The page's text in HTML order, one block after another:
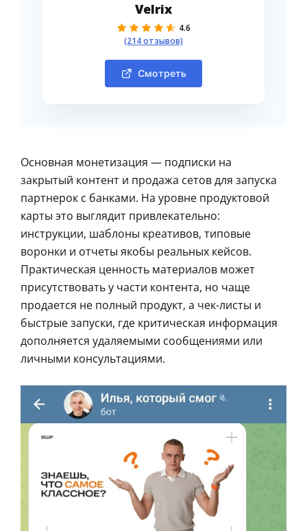
Velrix
4.6
(214 отзывов)
Смотреть
Основная монетизация — подписки на
закрытый контент и продажа сетов для запуска
партнерок с банками. На уровне продуктовой
карты это выглядит привлекательно:
инструкции, шаблоны креативов, типовые
воронки и отчеты якобы реальных кейсов.
Практическая ценность материалов может
присутствовать у части контента, но чаще
продается не полный продукт, а чек-листы и
быстрые запуски, где критическая информация
дополняется удаляемыми сообщениями или
личными консультациями.